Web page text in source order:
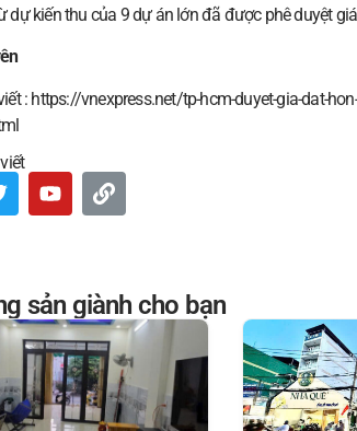
dự kiến thu của 9 dự án lớn đã được phê duyệt
: https://vnexpress.net/tp-hcm-duyet-gia-dat-
sản giành cho bạn